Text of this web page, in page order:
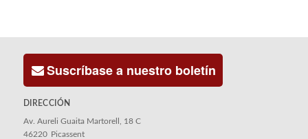
Suscríbase a nuestro boletín
DIRECCIÓN
Av. Aureli Guaita Martorell, 18 C
46220 Picassent